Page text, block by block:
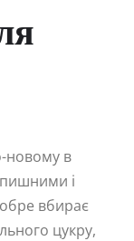
новому в
і
вбирає
цукру,